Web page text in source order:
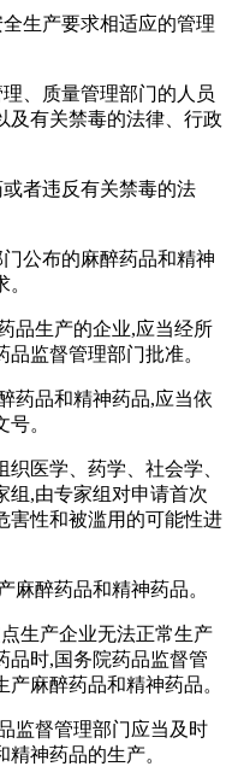
生产要求相适应的管理
、质量管理部门的人员
及有关禁毒的法律、行政
者违反有关禁毒的法
公布的麻醉药品和精神
品生产的企业,应当经所
监督管理部门批准。
药品和精神药品,应当依
。
医学、药学、社会学、
组,由专家组对申请首次
害性和被滥用的可能性进
麻醉药品和精神药品。
生产企业无法正常生产
品时,国务院药品监督管
麻醉药品和精神药品。
监督管理部门应当及时
神药品的生产。